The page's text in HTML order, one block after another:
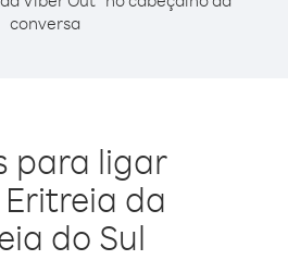
conversa
para ligar
da
do Sul